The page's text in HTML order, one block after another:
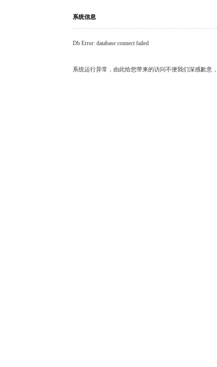
系统信息
Db Error: database connect failed
系统运行异常，由此给您带来的访问不便我们深感歉意